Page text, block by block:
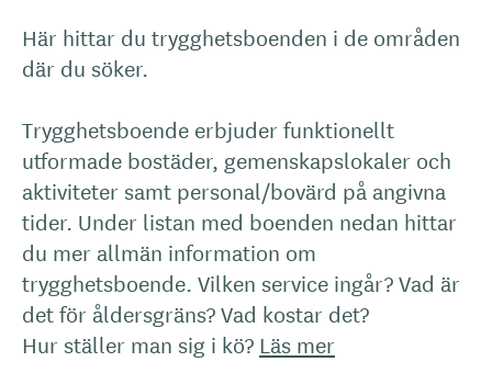
Här hittar du trygghetsboenden i de områden
där du söker.
Trygghetsboende erbjuder funktionellt
utformade bostäder, gemenskapslokaler och
aktiviteter samt personal/bovärd på angivna
tider. Under listan med boenden nedan hittar
du mer allmän information om
trygghetsboende. Vilken service ingår? Vad är
det för åldersgräns? Vad kostar det?
Hur ställer man sig i kö? Läs mer